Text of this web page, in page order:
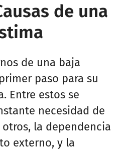
de una
de una baja
paso para su
Entre estos se
necesidad de
la dependencia
externo, y la